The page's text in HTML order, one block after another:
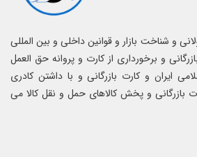
و شناخت بازار و قوانین داخلی و بین المللی
و برخورداری از کارت و پروانه حق العمل
ایران و کارت بازرگانی و با داشتن کادری
بازرگانی و پخش کالاهای حمل و نقل کالا می